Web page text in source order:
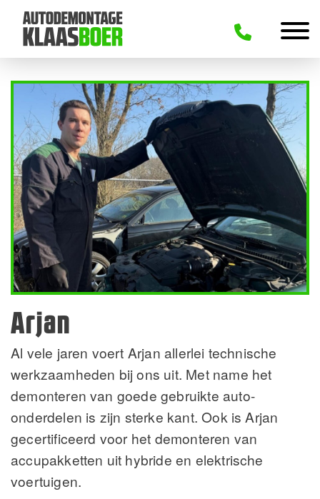
Arjan
Al vele jaren voert Arjan allerlei technische
werkzaamheden bij ons uit. Met name het
demonteren van goede gebruikte auto-
onderdelen is zijn sterke kant. Ook is Arjan
gecertificeerd voor het demonteren van
accupakketten uit hybride en elektrische
voertuigen.